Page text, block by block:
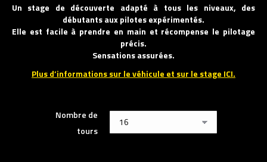
Un stage de découverte adapté à tous les niveaux, des
débutants aux pilotes expérimentés.
Elle est facile à prendre en main et récompense le pilotage
précis.
Sensations assurées.
Plus d’informations sur le véhicule et sur le stage ICI.
Nombre de
tours